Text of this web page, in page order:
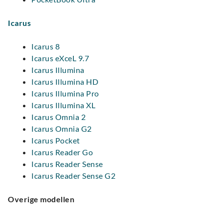
Icarus
Icarus 8
Icarus eXceL 9.7
Icarus Illumina
Icarus Illumina HD
Icarus Illumina Pro
Icarus Illumina XL
Icarus Omnia 2
Icarus Omnia G2
Icarus Pocket
Icarus Reader Go
Icarus Reader Sense
Icarus Reader Sense G2
Overige modellen